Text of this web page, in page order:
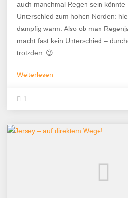
auch manchmal Regen sein könnte
Unterschied zum hohen Norden:
dampfig warm. Also ob man
macht fast kein Unterschied –
trotzdem 😉
Weiterlesen
1